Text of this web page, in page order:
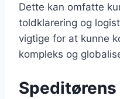
Dette kan omfatte
toldklarering og
vigtige for at kunne
kompleks og